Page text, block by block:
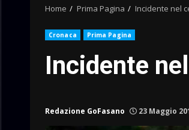
Home Prima Pagina Incidente nel
Cronaca Prima Pagina
Incidente
Redazione GoFasano 23 Maggio